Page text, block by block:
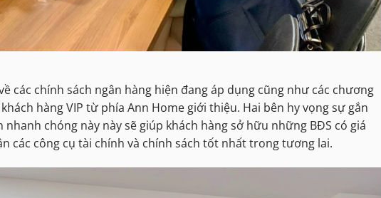
các chính sách ngân hàng hiện đang áp dụng cũng như các chương
hàng VIP từ phía Ann Home giới thiệu. Hai bên hy vọng sự gắn
chóng này này sẽ giúp khách hàng sở hữu những BĐS có giá
các công cụ tài chính và chính sách tốt nhất trong tương lai.